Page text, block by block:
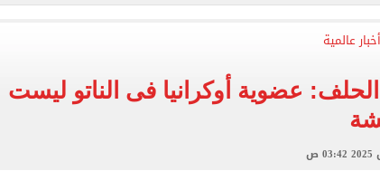
التواجد مع الفريق الأول بالموسم الجديد
عن قصر محمد صلاح الفاخر فى طرابزون.. صور
التركي يمنح طرابزون سبور رخصة مشاركة محمد صلاح
يطرح تذاكر مواجهة الأهلي على كأس خوان جامبر
أخبار عالمية
عضوية أوكرانيا فى الناتو ليست